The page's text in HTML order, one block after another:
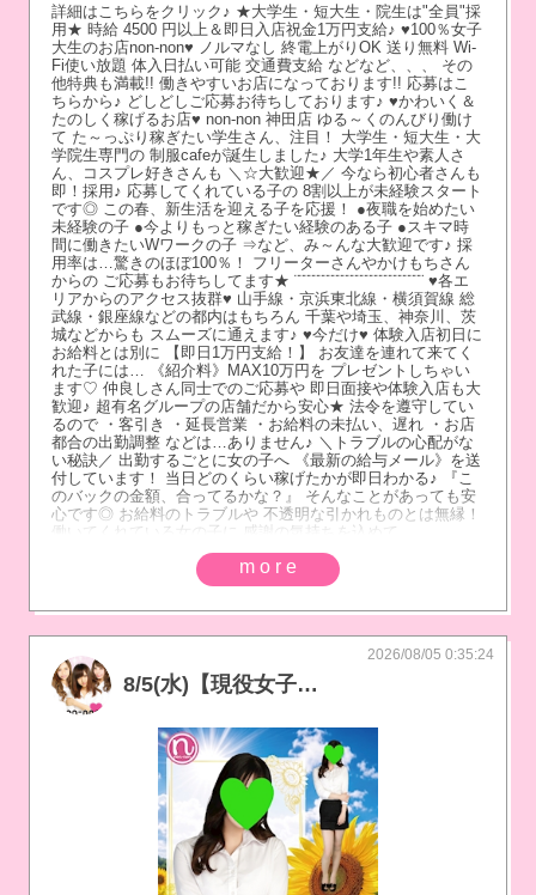
詳細はこちらをクリック♪ ★⼤学⽣・短⼤⽣・院⽣は"全員"採
⽤★ 時給 4500 円以上＆即日⼊店祝⾦1万円⽀給♪ ♥100％女子
大生のお店non-non♥ ノルマなし 終電上がりOK 送り無料 Wi-
Fi使い放題 体入日払い可能 交通費支給 などなど、、、 その
他特典も満載!! 働きやすいお店になっております!! 応募はこ
ちらから♪ どしどしご応募お待ちしております♪ ♥かわいく＆
たのしく稼げるお店♥ non-non 神田店 ゆる～くのんびり働け
て た～っぷり稼ぎたい学生さん、注目！ 大学生・短大生・大
学院生専門の 制服cafeが誕生しました♪ 大学1年生や素人さ
ん、コスプレ好きさんも ＼☆大歓迎★／ 今なら初心者さんも
即！採用♪ 応募してくれている子の 8割以上が未経験スタート
です◎ この春、新生活を迎える子を応援！ ●夜職を始めたい
未経験の子 ●今よりもっと稼ぎたい経験のある子 ●スキマ時
間に働きたいWワークの子 ⇒など、み～んな大歓迎です♪ 採
用率は…驚きのほぼ100％！ フリーターさんやかけもちさん
からの ご応募もお待ちしてます★ ¨¨¨¨¨¨¨¨¨¨¨¨¨¨¨¨¨¨¨¨¨¨¨¨¨¨¨ ♥各エ
リアからのアクセス抜群♥ 山手線・京浜東北線・横須賀線 総
武線・銀座線などの都内はもちろん 千葉や埼玉、神奈川、茨
城などからも スムーズに通えます♪ ♥今だけ♥ 体験入店初日に
お給料とは別に 【即日1万円支給！】 お友達を連れて来てく
れた子には… 《紹介料》MAX10万円を プレゼントしちゃい
ます♡ 仲良しさん同士でのご応募や 即日面接や体験入店も大
歓迎♪ 超有名グループの店舗だから安心★ 法令を遵守してい
るので ・客引き ・延長営業 ・お給料の未払い、遅れ ・お店
都合の出勤調整 などは…ありません♪ ＼トラブルの心配がな
い秘訣／ 出勤するごとに女の子へ 《最新の給与メール》を送
付しています！ 当日どのくらい稼げたかが即日わかる♪ 『こ
のバックの金額、合ってるかな？』 そんなことがあっても安
心です◎ お給料のトラブルや 不透明な引かれものとは無縁！
働いてくれている女の子に 感謝の気持ちを込めて…
more
8/5(水)【現役女子大生出勤20名！】キープボトルフェアDAY♪
2026/08/05 0:35:24